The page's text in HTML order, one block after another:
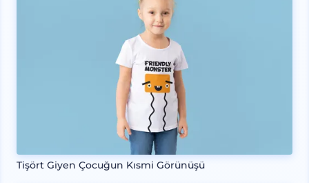
Tişört Giyen Çocuğun Kısmi Görünüşü